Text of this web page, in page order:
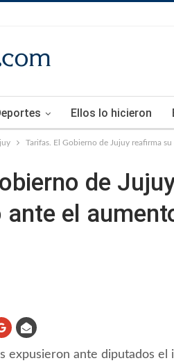
Ellos lo hicieron
Tarifas. El Gobierno de Jujuy reafirma
de
el
expusieron ante diputados